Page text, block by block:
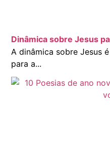
Dinâmica sobre Jesus
A dinâmica sobre Jesus
para a...